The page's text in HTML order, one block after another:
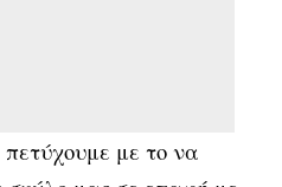
με το να